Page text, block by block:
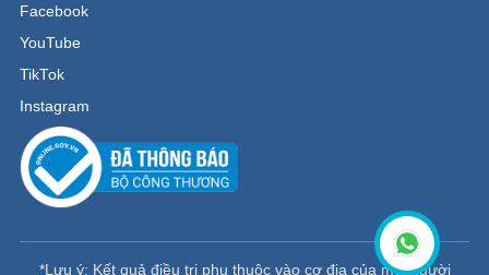
Facebook
YouTube
TikTok
Instagram
*Lưu ý: Kết quả điều trị phụ thuộc vào cơ địa của mỗi người